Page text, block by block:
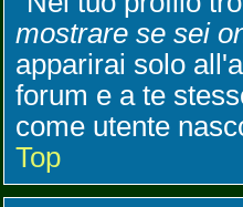
mostrare se sei
apparirai solo
forum e a te
come utente
Top